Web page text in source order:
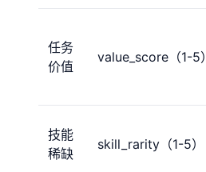
任务
价值
value_score（1-5）
技能
稀缺
skill_rarity（1-5）